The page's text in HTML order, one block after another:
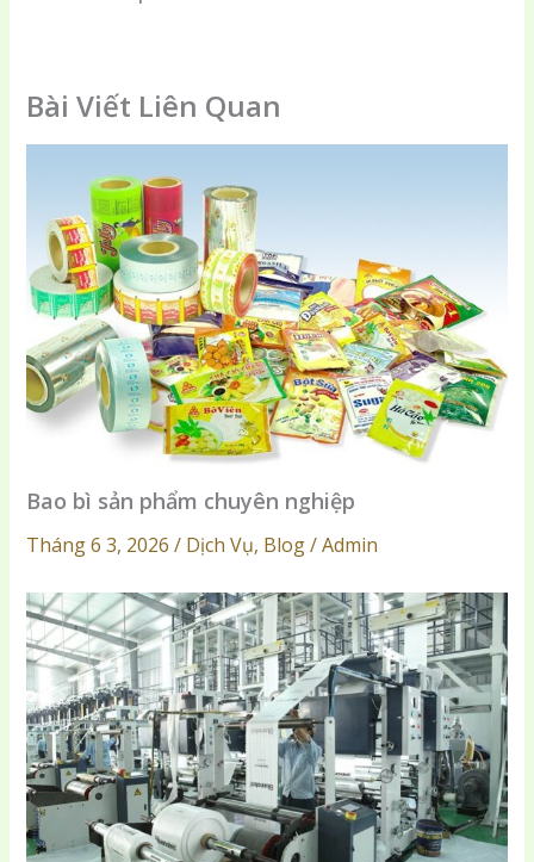
Bài Viết Liên Quan
Bao bì sản phẩm chuyên nghiệp
Tháng 6 3, 2026 / Dịch Vụ, Blog / Admin